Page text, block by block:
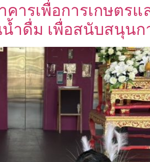
รเพื่อการเกษตรแ
ำดื่ม เพื่อสนับสนุน